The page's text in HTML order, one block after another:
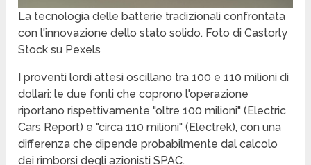
La tecnologia delle batterie tradizionali confrontata
con l'innovazione dello stato solido. Foto di Castorly
Stock su Pexels
I proventi lordi attesi oscillano tra 100 e 110 milioni di
dollari: le due fonti che coprono l'operazione
riportano rispettivamente "oltre 100 milioni" (Electric
Cars Report) e "circa 110 milioni" (Electrek), con una
differenza che dipende probabilmente dal calcolo
dei rimborsi degli azionisti SPAC.